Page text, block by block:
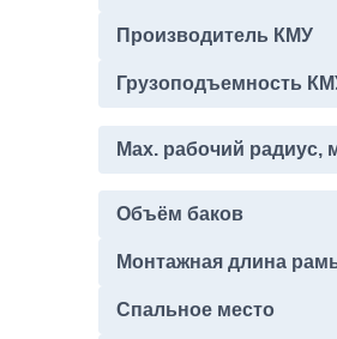
Производитель КМУ
Max. рабочий радиус,
Объём баков
Спальное место